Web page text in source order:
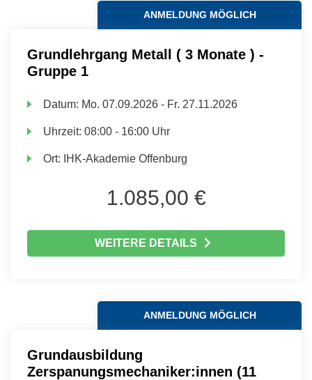
ANMELDUNG MÖGLICH
Grundlehrgang Metall ( 3 Monate ) -
Gruppe 1
Datum: Mo. 07.09.2026 - Fr. 27.11.2026
Uhrzeit:08:00 - 16:00 Uhr
Ort: IHK-Akademie Offenburg
1.085,00 €
WEITERE DETAILS
ANMELDUNG MÖGLICH
Grundausbildung
Zerspanungsmechaniker:innen (11